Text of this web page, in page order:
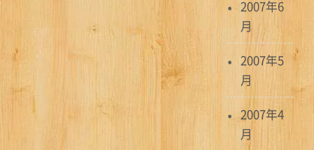
2007年6
月
2007年5
月
2007年4
月